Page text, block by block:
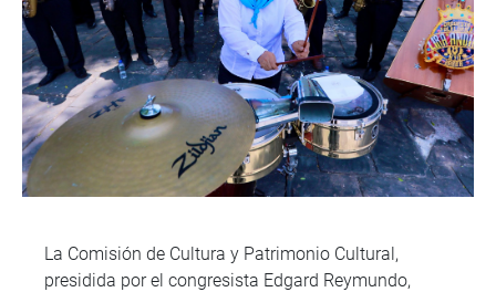
La Comisión de Cultura y Patrimonio Cultural,
presidida por el congresista Edgard Reymundo,